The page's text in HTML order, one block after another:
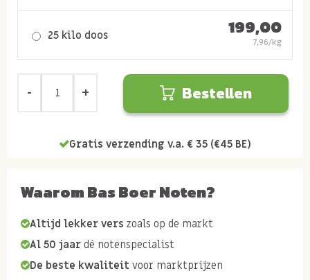
25 kilo doos 199,00
7,96/kg
Bestellen
Gratis verzending v.a. € 35 (€45 BE)
Waarom Bas Boer Noten?
Altijd lekker vers zoals op de markt
Al 50 jaar dé notenspecialist
De beste kwaliteit voor marktprijzen